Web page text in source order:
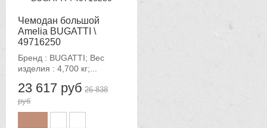
Чемодан большой
Amelia BUGATTI \
49716250
Бренд : BUGATTI; Вес
изделия : 4,700 кг;...
23 617 руб 26 838
руб